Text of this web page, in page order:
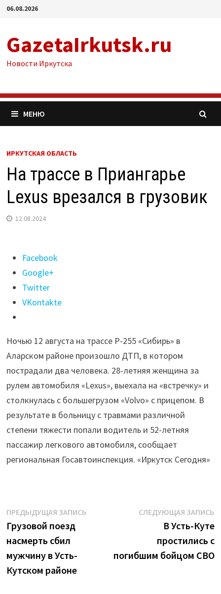
Перейти
06.08.2026
GazetaIrkutsk.ru
Новости Иркутска
МЕНЮ
ИРКУТСКАЯ ОБЛАСТЬ
На трассе в Приангарье
Lexus врезался в грузовик
12.08.2024
Поделиться
"На
трассе
Приангарье
врезался
в
грузовик"
Facebook
Google+
Twitter
VKontakte
Ночью 12 августа на трассе Р-255 «Сибирь» в
Аларском районе произошло ДТП, в котором
пострадали два человека. 28-летняя женщина за
рулем автомобиля «Lexus», выехала на «встречку» и
столкнулась с большегрузом «Volvo» с прицепом. В
результате в больницу с травмами различной
степени тяжести попали водитель и 52-летняя
пассажир легкового автомобиля, сообщает
региональная Госавтоинспекция. «Иркутск Сегодня»
Навигация
по
записям
ПРЕДЫДУЩАЯ ЗАПИСЬПредыдущая
Грузовой поезд
насмерть сбил
мужчину в Усть-
Кутском районе
СЛЕДУЮЩАЯ ЗАПИСЬ
В Усть-Куте
простились с
погибшим бойцом СВО